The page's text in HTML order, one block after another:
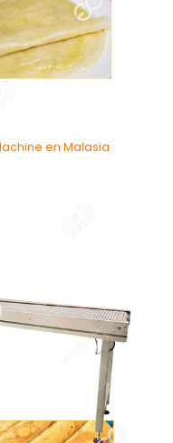
en Malasia